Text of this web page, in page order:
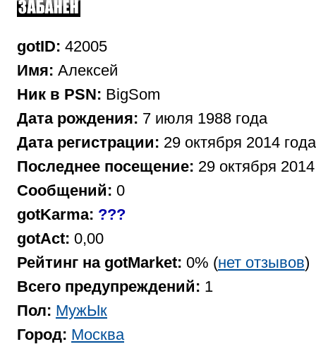
gotID: 42005
Имя: Алексей
Ник в PSN: BigSom
Дата рождения: 7 июля 1988 года
Дата регистрации: 29 октября 2014 года
Последнее посещение: 29 октября
Сообщений: 0
gotKarma: ???
gotAct: 0,00
Рейтинг на gotMarket: 0% (нет отзывов)
Всего предупреждений: 1
Пол: МужЫк
Город: Москва